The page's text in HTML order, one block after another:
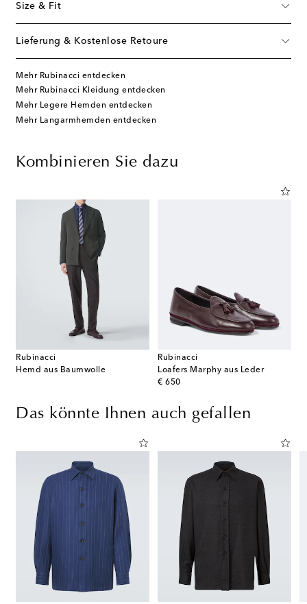
Size & Fit
Lieferung & Kostenlose Retoure
Mehr Rubinacci entdecken
Mehr Rubinacci Kleidung entdecken
Mehr Legere Hemden entdecken
Mehr Langarmhemden entdecken
Kombinieren Sie dazu
Rubinacci
Hemd aus Baumwolle
Rubinacci
Loafers Marphy aus Leder
€ 650
original price
Das könnte Ihnen auch gefallen